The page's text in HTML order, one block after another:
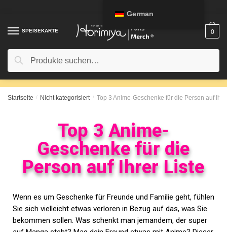
SPEISEKARTE
Suche
0
Startseite / Nicht kategorisiert / Top 3 Anime-Geschenke für die Person auf
Top 3 Anime-
Geschenke für die
Person auf Ihrer Liste
Wenn es um Geschenke für Freunde und Familie geht, fühlen
Sie sich vielleicht etwas verloren in Bezug auf das, was Sie
bekommen sollen. Was schenkt man jemandem, der super
German